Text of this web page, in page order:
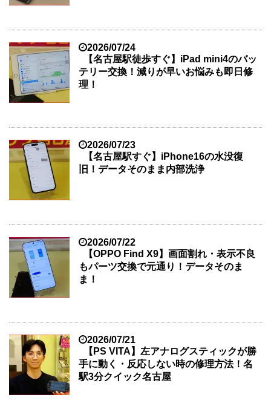
2026/07/24
【名古屋駅徒歩すぐ】iPad mini4のバッ
テリー交換！減りが早いお悩みも即日修
理！
2026/07/23
【名古屋駅すぐ】iPhone16の水没復
旧！データそのまま内部洗浄
2026/07/22
【OPPO Find X9】画面割れ・表示不良
もパーツ交換で元通り！データそのま
ま！
2026/07/21
【PS VITA】左アナログスティックが勝
手に動く・反応しない時の修理方法！名
駅3分クイック名古屋